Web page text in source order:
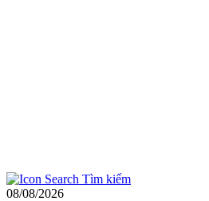
Tìm kiếm
08/08/2026